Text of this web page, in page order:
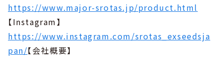
https://www.major-srotas.jp/product.html
【Instagram】
https://www.instagram.com/srotas_exseedsja
pan/【会社概要】